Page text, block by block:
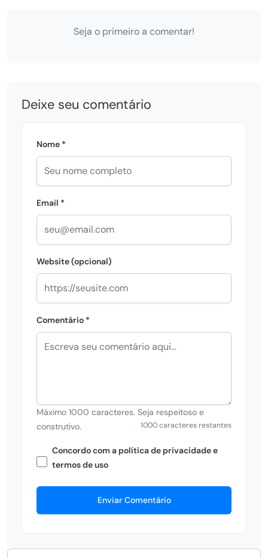
Seja o primeiro a comentar!
Deixe seu comentário
Nome *
Email *
Website (opcional)
Comentário *
Máximo 1000 caracteres. Seja respeitoso e
construtivo.
1000 caracteres restantes
Concordo com a política de privacidade e
termos de uso
Enviar Comentário